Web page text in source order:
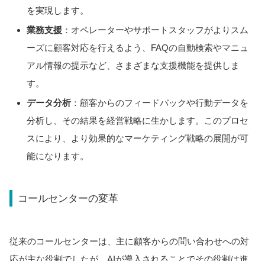
を実現します。
業務支援 ：オペレーターやサポートスタッフがよりスム
ーズに顧客対応を行えるよう、FAQの自動検索やマニュ
アル情報の提示など、さまざまな支援機能を提供しま
す。
データ分析 ：顧客からのフィードバックや行動データを
分析し、その結果を経営戦略に生かします。このプロセ
スにより、より効果的なマーケティング戦略の展開が可
能になります。
コールセンターの変革
従来のコールセンターは、主に顧客からの問い合わせへの対
応が主な役割でしたが、AIが導入されることでその役割は進